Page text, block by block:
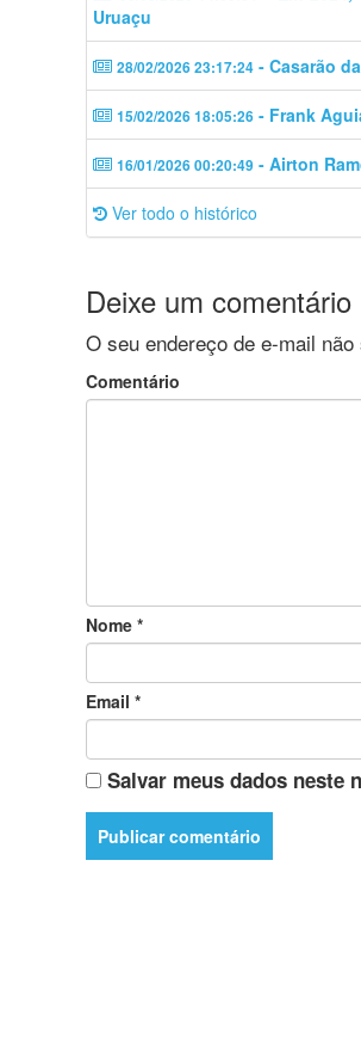
Uruaçu
28/02/2026 23:17:24 - Casarão
15/02/2026 18:05:26 - Frank
16/01/2026 00:20:49 - Airton
Ver todo o histórico
Deixe um comentário
O seu endereço de e-mail
Comentário
Nome *
Email *
Salvar meus dados neste